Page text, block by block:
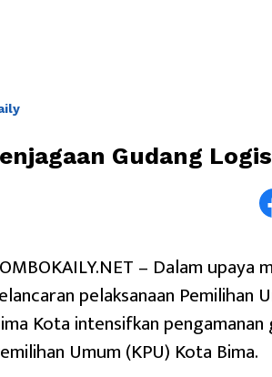
Gudang
– Dalam upaya
pelaksanaan Pemilihan
Kota intensifkan
Umum (KPU) Kota Bima.